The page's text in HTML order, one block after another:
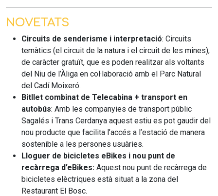
NOVETATS
Circuits de senderisme i interpretació: Circuits
temàtics (el circuit de la natura i el circuit de les mines),
de caràcter gratuït, que es poden realitzar als voltants
del Niu de l’Àliga en col·laboració amb el Parc Natural
del Cadí Moixeró.
Bitllet combinat de Telecabina + transport en
autobús: Amb les companyies de transport públic
Sagalés i Trans Cerdanya aquest estiu es pot gaudir del
nou producte que facilita l’accés a l’estació de manera
sostenible a les persones usuàries.
Lloguer de bicicletes eBikes i nou punt de
recàrrega d’eBikes: Aquest nou punt de recàrrega de
bicicletes elèctriques està situat a la zona del
Restaurant El Bosc.